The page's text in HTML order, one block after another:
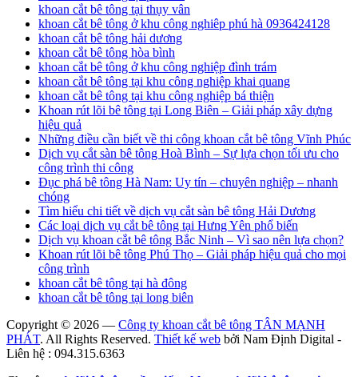
khoan cắt bê tông tại thụy vân
khoan cắt bê tông ở khu công nghiêp phú hà 0936424128
khoan cắt bê tông hải dương
khoan cắt bê tông hòa bình
khoan cắt bê tông ở khu công nghiệp đình trám
khoan cắt bê tông tại khu công nghiệp khai quang
khoan cắt bê tông tại khu công nghiệp bá thiện
Khoan rút lõi bê tông tại Long Biên – Giải pháp xây dựng
hiệu quả
Những điều cần biết về thi công khoan cắt bê tông Vĩnh Phúc
Dịch vụ cắt sàn bê tông Hoà Bình – Sự lựa chọn tối ưu cho
công trình thi công
Đục phá bê tông Hà Nam: Uy tín – chuyên nghiệp – nhanh
chóng
Tìm hiểu chi tiết về dịch vụ cắt sàn bê tông Hải Dương
Các loại dịch vụ cắt bê tông tại Hưng Yên phổ biến
Dịch vụ khoan cắt bê tông Bắc Ninh – Vì sao nên lựa chọn?
Khoan rút lõi bê tông Phú Thọ – Giải pháp hiệu quả cho mọi
công trình
khoan cắt bê tông tại hà đông
khoan cắt bê tông tại long biên
Copyright © 2026 — Công ty khoan cắt bê tông TÂN MẠNH
PHÁT. All Rights Reserved. Thiết kế web bởi Nam Định Digital -
Liên hệ : 094.315.6363